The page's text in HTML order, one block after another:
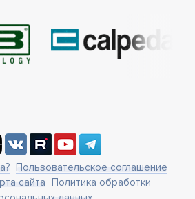
Пользовательское соглашение
сайта Политика обработки